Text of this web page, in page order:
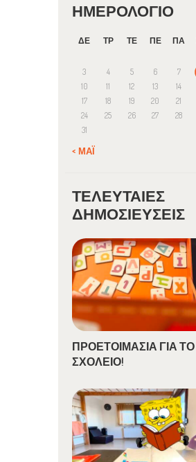
ΗΜΕΡΟΛΌΓΙΟ
ΔΕ ΤΡ ΤΕ ΠΕ ΠΑ
3
4 5 6 7
10
11 12 13 14
17
18 19 20 21
24
25 26 27 28
31
« ΜΆΙ
ΤΕΛΕΥΤΑΊΕΣ
ΔΗΜΟΣΙΕΎΣΕΙΣ
ΠΡΟΕΤΟΙΜΑΣΙΑ ΓΙΑ ΤΟ
ΣΧΟΛΕΙΟ!